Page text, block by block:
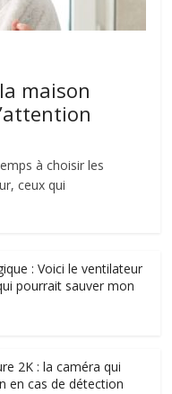
maison
à choisir les
ceux qui
: Voici le ventilateur
pourrait sauver mon
2K : la caméra qui
en cas de détection